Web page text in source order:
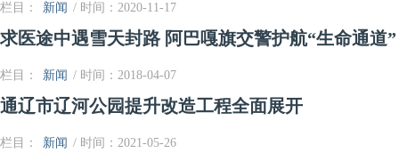
栏目： 新闻 / 时间：2020-11-17
求医途中遇雪天封路 阿巴嘎旗交警护航“生命通道”
栏目： 新闻 / 时间：2018-04-07
通辽市辽河公园提升改造工程全面展开
栏目： 新闻 / 时间：2021-05-26